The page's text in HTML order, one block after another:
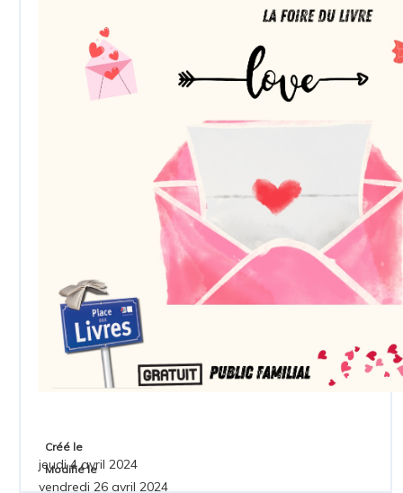
Créé le
jeudi 4 avril 2024
Modifié le
vendredi 26 avril 2024